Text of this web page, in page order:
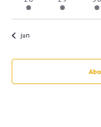
evenementevenement
jun